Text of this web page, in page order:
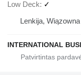
Low Deck
✓
Lenkija, Wiązowna
INTERNATIONAL